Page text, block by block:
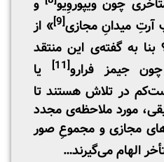
چون ویپوروِیو
و
آرتِ میدانِ مجازی[9] » از
به گفته‌ی این منتقد
جیمز فرارو[11]
یا
در تلاش هستند تا
مورد ملاحظه‌ی مجدد
مجازی و مجموعِ صور
الهام می‌گیرند…